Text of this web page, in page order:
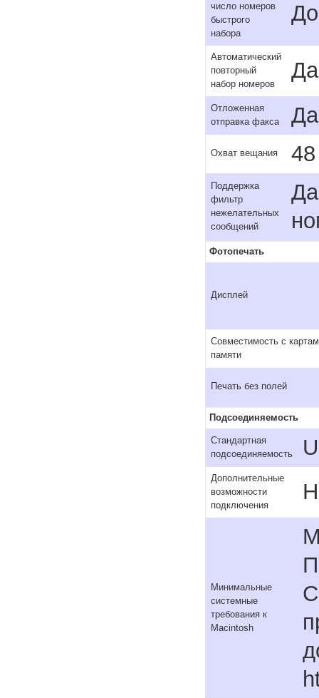
число номеров
быстрого
набора
Автоматический
повторный
набор номеров
Да
Отложенная
отправка факса
Да
Охват вещания
Поддержка
фильтр
нежелательных
сообщений
Фотопечать
Дисплей
Совместимость с
памяти
Печать без полей
Подсоединяемость
Стандартная
подсоединяемость
Дополнительные
возможности
подключения
Минимальные
системные
требования к
Macintosh